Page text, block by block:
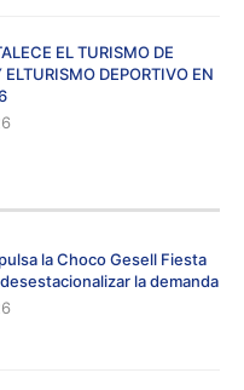
EL TURISMO DE
ELTURISMO DEPORTIVO EN
la Choco Gesell Fiesta
la demanda